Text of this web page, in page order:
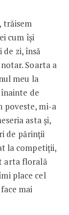
trăisem
cum își
zi, însă
Soarta a
meu la
de
poveste, mi-a
asta și,
de părinții
la competiții,
arta florală
place cel
mai